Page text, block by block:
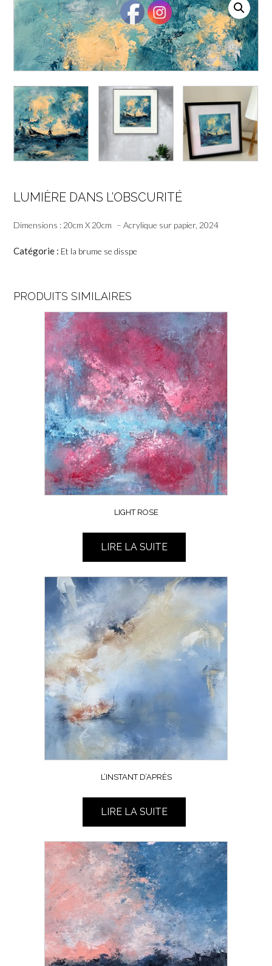
LUMIÈRE DANS L’OBSCURITÉ
Dimensions : 20cm X 20cm – Acrylique sur papier, 2024
Catégorie : Et la brume se disspe
PRODUITS SIMILAIRES
LIGHT ROSE
LIRE LA SUITE
L’INSTANT D’APRÈS
LIRE LA SUITE